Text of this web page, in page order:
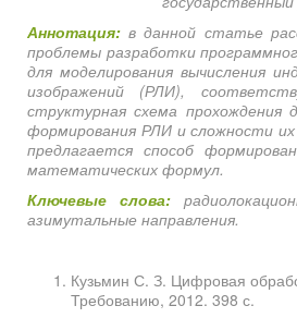
Аннотация: в данной статье
проблемы разработки
для моделирования вычисления
изображений (РЛИ),
структурная схема
формирования РЛИ и сложности
предлагается способ
математических формул.
Ключевые слова:
азимутальные направления.
Кузьмин С. З. Цифровая
Требованию, 2012. 398 с.